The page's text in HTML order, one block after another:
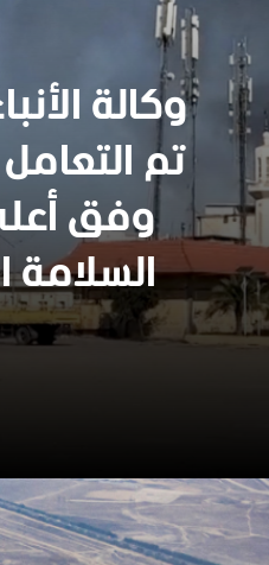
وكالة
تم
وفق
السلامة